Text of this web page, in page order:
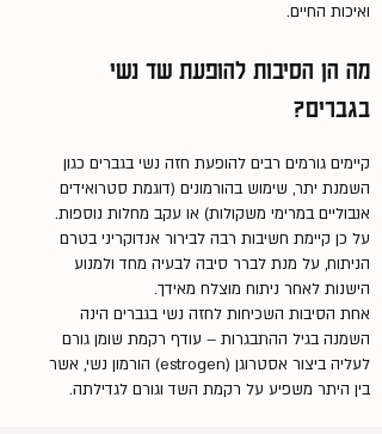
ואיכות החיים.
מה הן הסיבות להופעת שד נשי
בגברים?
קיימים גורמים רבים להופעת חזה נשי בגברים כגון
השמנת יתר, שימוש בהורמונים (דוגמת סטרואידים
אנבוליים במרימי משקולות) או עקב מחלות נוספות.
על כן קיימת חשיבות רבה לבירור אנדוקריני בטרם
הניתוח, על מנת לברר סיבה לבעיה מחד ולמנוע
הישנות לאחר ניתוח מוצלח מאידך.
אחת הסיבות השכיחות לחזה נשי בגברים הינה
השמנה בגיל ההתבגרות – עודף רקמת שומן גורם
לעליה ביצור אסטרוגן (estrogen) הורמון נשי, אשר
בין היתר משפיע על רקמת השד וגורם לגדילתה.